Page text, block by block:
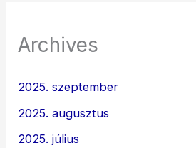
Archives
2025. szeptember
2025. augusztus
2025. július